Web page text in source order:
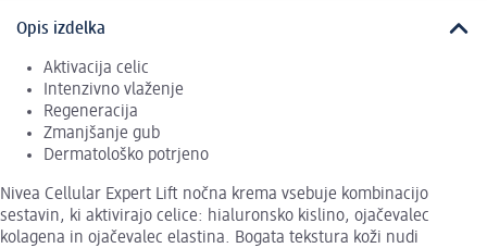
Opis izdelka
Aktivacija celic
Intenzivno vlaženje
Regeneracija
Zmanjšanje gub
Dermatološko potrjeno
Nivea Cellular Expert Lift nočna krema vsebuje kombinacijo
sestavin, ki aktivirajo celice: hialuronsko kislino, ojačevalec
kolagena in ojačevalec elastina. Bogata tekstura koži nudi